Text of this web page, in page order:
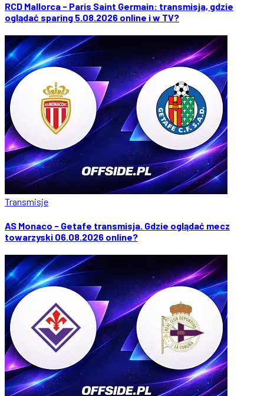
RCD Mallorca - Paris Saint Germain: transmisja, gdzie
oglądać sparing 5.08.2026 online i w TV?
Transmisje
AS Monaco - Getafe transmisja. Gdzie oglądać mecz
towarzyski 06.08.2026 online?